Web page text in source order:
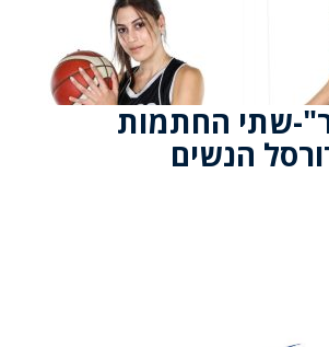
שתי החתמות
הנשים